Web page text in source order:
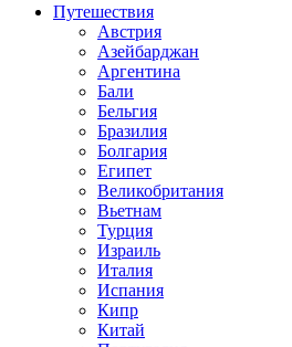
Путешествия
Австрия
Азейбарджан
Аргентина
Бали
Бельгия
Бразилия
Болгария
Египет
Великобритания
Вьетнам
Турция
Израиль
Италия
Испания
Кипр
Китай